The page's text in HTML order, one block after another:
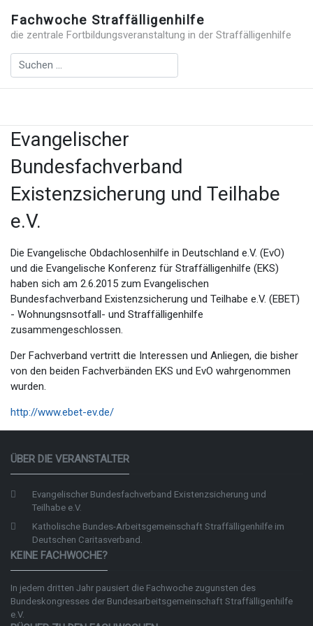
Fachwoche Straffälligenhilfe
die zentrale Fortbildungsveranstaltung in der Straffälligenhilfe
Evangelischer
Bundesfachverband
Existenzsicherung und Teilhabe
e.V.
Die Evangelische Obdachlosenhilfe in Deutschland e.V. (EvO)
und die Evangelische Konferenz für Straffälligenhilfe (EKS)
haben sich am 2.6.2015 zum Evangelischen
Bundesfachverband Existenzsicherung und Teilhabe e.V. (EBET)
- Wohnungsnsotfall- und Straffälligenhilfe
zusammengeschlossen.
Der Fachverband vertritt die Interessen und Anliegen, die bisher
von den beiden Fachverbänden EKS und EvO wahrgenommen
wurden.
http://www.ebet-ev.de/
ÜBER DIE VERANSTALTER
Evangelischer Bundesfachverband Existenzsicherung und
Teilhabe e.V.
Katholische Bundes-Arbeitsgemeinschaft Straffälligenhilfe im
Deutschen Caritasverband.
KEINE FACHWOCHE?
In jedem dritten Jahr pausiert die Fachwoche zugunsten des
Bundeskongresses der Bundesarbeitsgemeinschaft Straffälligenhilfe
e.V.